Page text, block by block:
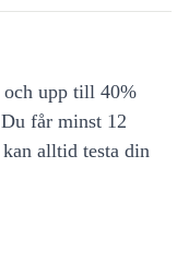
och upp till 40%
får minst 12
alltid testa din